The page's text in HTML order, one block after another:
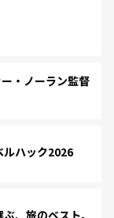
・ノーラン監督
ハック2026